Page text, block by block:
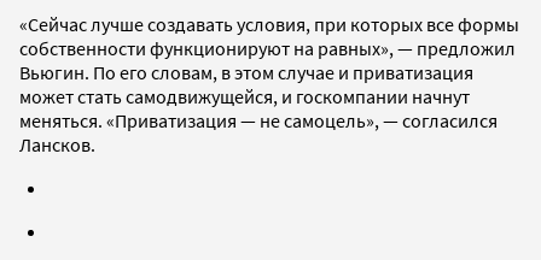
«Сейчас лучше создавать условия, при которых все формы
собственности функционируют на равных», — предложил
Вьюгин. По его словам, в этом случае и приватизация
может стать самодвижущейся, и госкомпании начнут
меняться. «Приватизация — не самоцель», — согласился
Лансков.